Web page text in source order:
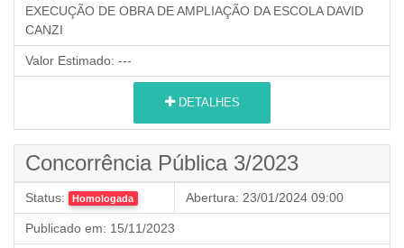
EXECUÇÃO DE OBRA DE AMPLIAÇÃO DA ESCOLA DAVID
CANZI
Valor Estimado: ---
DETALHES
Concorrência Pública 3/2023
Status: Homologada Abertura: 23/01/2024 09:00
Publicado em: 15/11/2023